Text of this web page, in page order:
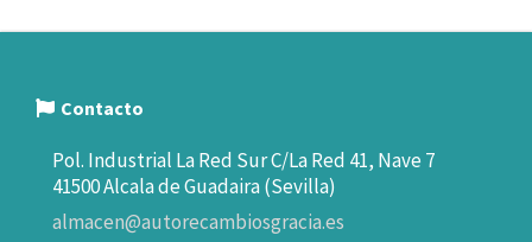
Contacto
Pol. Industrial La Red Sur C/La Red 41, Nave 7
41500 Alcala de Guadaira (Sevilla)
almacen@autorecambiosgracia.es